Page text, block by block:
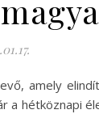
amely
hétköznapi